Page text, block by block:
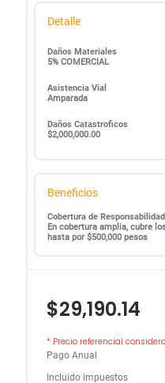
Detalle
Daños Materiales
5% COMERCIAL
Asistencia Vial
Amparada
Daños Catastroficos
$2,000,000.00
Beneficios
Cobertura de
En cobertura amplia, cubre
hasta por $500,000 pesos
$29,190.14
* Precio referencial
Pago Anual
Incluido impuestos